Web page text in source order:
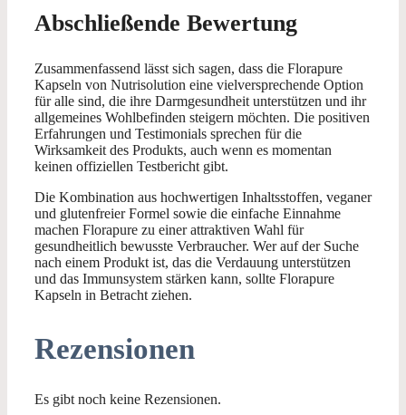
Abschließende Bewertung
Zusammenfassend lässt sich sagen, dass die Florapure
Kapseln von Nutrisolution eine vielversprechende Option
für alle sind, die ihre Darmgesundheit unterstützen und ihr
allgemeines Wohlbefinden steigern möchten. Die positiven
Erfahrungen und Testimonials sprechen für die
Wirksamkeit des Produkts, auch wenn es momentan
keinen offiziellen Testbericht gibt.
Die Kombination aus hochwertigen Inhaltsstoffen, veganer
und glutenfreier Formel sowie die einfache Einnahme
machen Florapure zu einer attraktiven Wahl für
gesundheitlich bewusste Verbraucher. Wer auf der Suche
nach einem Produkt ist, das die Verdauung unterstützen
und das Immunsystem stärken kann, sollte Florapure
Kapseln in Betracht ziehen.
Rezensionen
Es gibt noch keine Rezensionen.